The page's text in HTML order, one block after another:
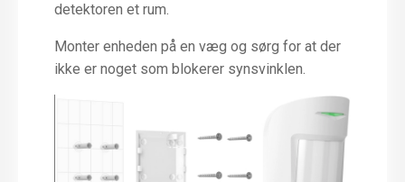
detektoren et rum.
Monter enheden på en væg og sørg for at der
ikke er noget som blokerer synsvinklen.